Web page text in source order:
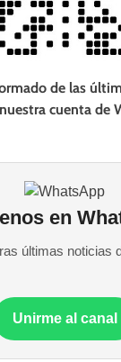
de las
cuenta de
en
últimas noticias
Unirme al canal